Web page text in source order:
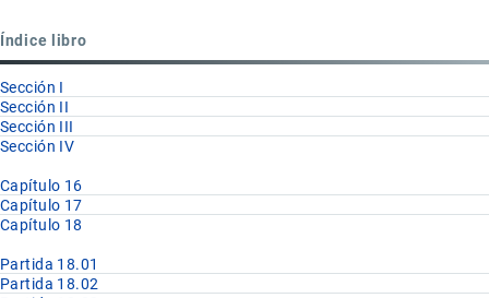
18.03
Índice libro
Sección I
Sección II
Sección III
Sección IV
Capítulo 16
Capítulo 17
Capítulo 18
Partida 18.01
Partida 18.02